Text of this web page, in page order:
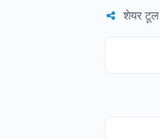
शेयर टूल